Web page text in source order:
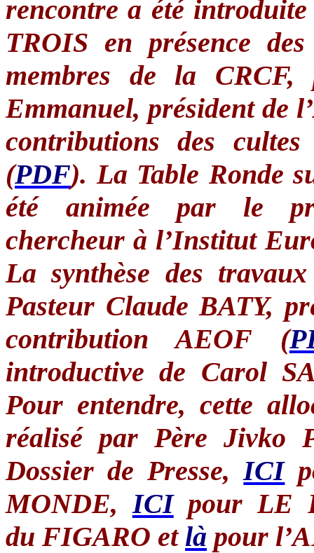
rencontre a été introduite
TROIS enprésence
membres de la CRCF,
Emmanuel, présidentde
contributions des cultes
(PDF). La Table Ronde
été
animée par le
chercheur à l’Institut
Lasynthèse des travaux
Pasteur ClaudeBATY,
contributionAEOF (
introductive de Carol
Pour entendre, cette
réalisépar Père Jivko
Dossier dePresse,ICI
MONDE, ICI pour LE
du FIGARO et là pour